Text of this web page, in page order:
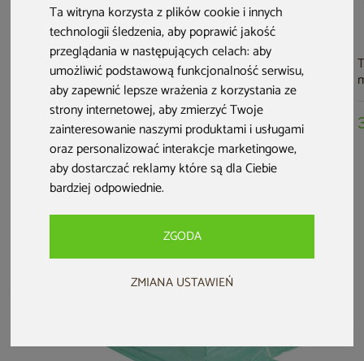
Ta witryna korzysta z plików cookie i innych
technologii śledzenia, aby poprawić jakość
przeglądania w następujących celach:aby
umożliwić podstawową funkcjonalność serwisu,
aby zapewnić lepsze wrażenia z korzystania ze
strony internetowej,aby zmierzyć Twoje
zainteresowanie naszymi produktami i usługami
oraz personalizować interakcje marketingowe,
aby dostarczać reklamy które są dla Ciebie
bardziej odpowiednie.
ZGODA
ZMIANA USTAWIEŃ
Tunel foliowy 2,5x4
m wzmocniony
zielony
359 zł
Tunel foliowy 2x3
m wzmocniony
zielony
299 zł
Tunel foliowy 2x3
m wzmocniony
biały
299 zł